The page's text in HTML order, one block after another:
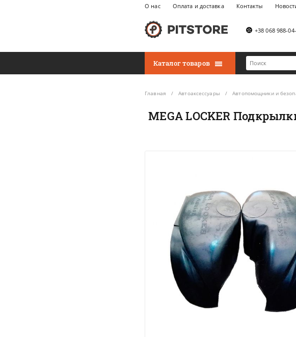
О нас Оплата и доставка Контакты
+38 068 988-
Каталог товаров
Главная Автоаксессуары Автопомощники и
MEGA LOCKER